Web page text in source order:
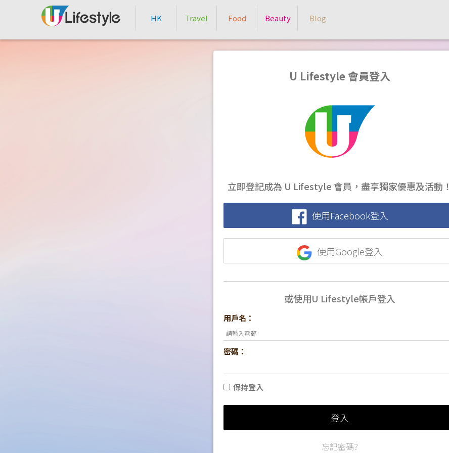
HK Travel Food Beauty Blog
U Lifestyle 會員登入
立即登記成為 U Lifestyle 會員，盡享獨家優惠及活動！
使用Facebook登入
使用Google登入
或使用U Lifestyle帳戶登入
用戶名：
密碼：
保持登入
登入
忘記密碼?